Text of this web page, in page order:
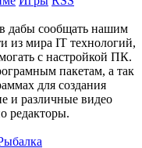
дабы сообщать нашим
из мира IT технологий,
с настройкой ПК.
пакетам, а так
для создания
и различные видео
редакторы.